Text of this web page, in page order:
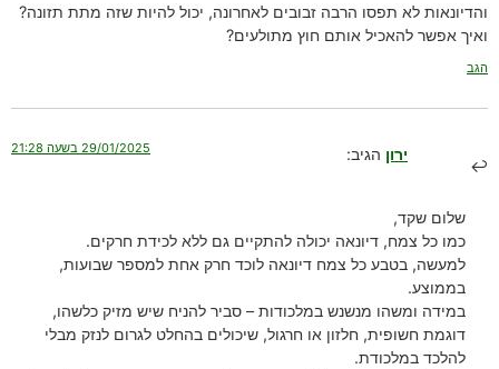
והדיונאות לא תפסו הרבה זבובים לאחרונה, יכול להיות שזה מתת תזונה?
ואיך אפשר להאכיל אותם חוץ מתולעים?
הגב
ירון הגיב: 29/01/2025 בשעה 21:28
שלום שקד,
כמו כל צמח, דיונאה יכולה להתקיים גם ללא לכידת חרקים.
למעשה, בטבע כל צמח דיונאה לוכד חרק אחת למספר שבועות,
בממוצע.
במידה ומשהו מנשנש במלכודות – סביר להניח שיש מזיק כלשהו,
דוגמת חשופית, חלזון או חרגול, שיכולים בהחלט לגרום לנזק מבלי
להלכד במלכודת.